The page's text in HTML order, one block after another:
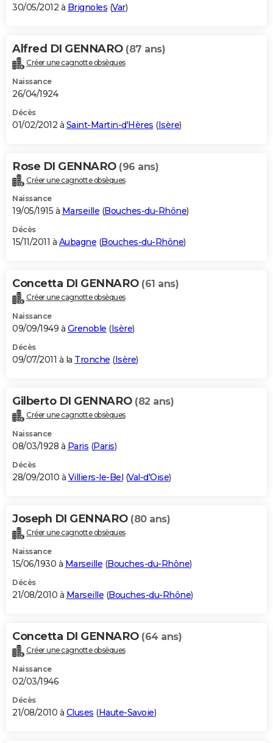
30/05/2012 à Brignoles (Var)
Alfred DI GENNARO (87 ans)
Créer une cagnotte obsèques
Naissance
26/04/1924
Décès
01/02/2012 à Saint-Martin-d'Hères (Isère)
Rose DI GENNARO (96 ans)
Créer une cagnotte obsèques
Naissance
19/05/1915 à Marseille (Bouches-du-Rhône)
Décès
15/11/2011 à Aubagne (Bouches-du-Rhône)
Concetta DI GENNARO (61 ans)
Créer une cagnotte obsèques
Naissance
09/09/1949 à Grenoble (Isère)
Décès
09/07/2011 à la Tronche (Isère)
Gilberto DI GENNARO (82 ans)
Créer une cagnotte obsèques
Naissance
08/03/1928 à Paris (Paris)
Décès
28/09/2010 à Villiers-le-Bel (Val-d'Oise)
Joseph DI GENNARO (80 ans)
Créer une cagnotte obsèques
Naissance
15/06/1930 à Marseille (Bouches-du-Rhône)
Décès
21/08/2010 à Marseille (Bouches-du-Rhône)
Concetta DI GENNARO (64 ans)
Créer une cagnotte obsèques
Naissance
02/03/1946
Décès
21/08/2010 à Cluses (Haute-Savoie)